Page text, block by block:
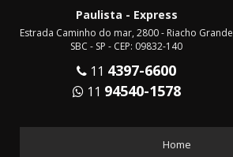
Paulista - Express
Estrada Caminho do mar, 2800 - Riacho Grande
SBC - SP - CEP: 09832-140
11 4397-6600
11 94540-1578
Home